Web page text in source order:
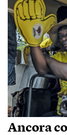
Ancora